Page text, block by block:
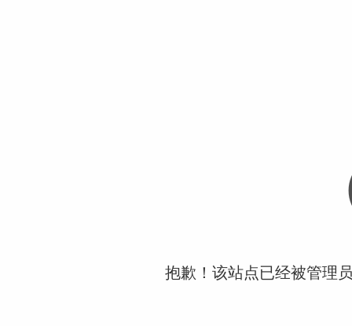
抱歉！该站点已经被管理